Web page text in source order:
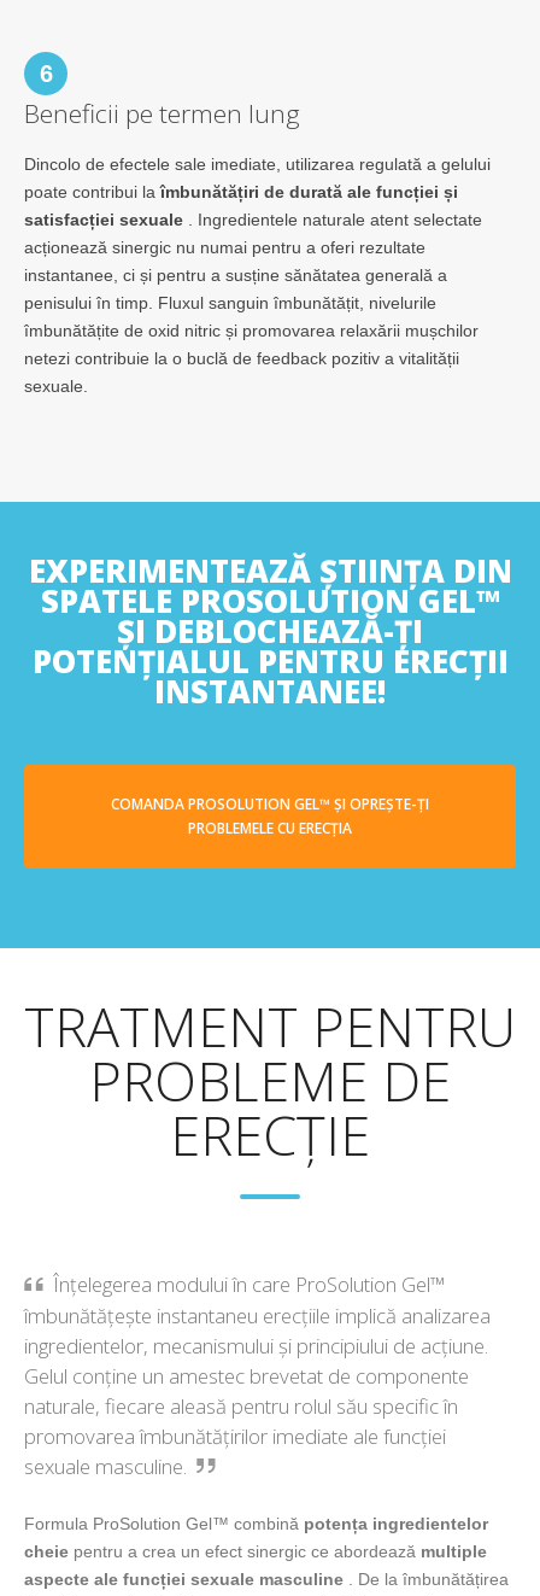
6
Beneficii pe termen lung
Dincolo de efectele sale imediate, utilizarea regulată a gelului
poate contribui laîmbunătățiri de durată ale funcției și
satisfacției sexuale . Ingredientele naturale atent selectate
acționează sinergic nu numai pentru a oferi rezultate
instantanee, ci și pentru a susține sănătatea generală a
penisului în timp. Fluxul sanguin îmbunătățit, nivelurile
îmbunătățite de oxid nitric și promovarea relaxării mușchilor
netezi contribuie la o buclă de feedback pozitiv a vitalității
sexuale.
EXPERIMENTEAZĂ ȘTIINȚA DIN
SPATELE PROSOLUTION GEL™
ȘI DEBLOCHEAZĂ-ȚI
POTENȚIALUL PENTRU ERECȚII
INSTANTANEE!
COMANDA PROSOLUTION GEL™ ŞI OPREŞTE-ŢI
PROBLEMELE CU ERECŢIA
TRATMENT PENTRU
PROBLEME DE
ERECŢIE
Înțelegerea modului în care ProSolution Gel™
îmbunătățește instantaneu erecțiile implică analizarea
ingredientelor, mecanismului și principiului de acțiune.
Gelul conține un amestec brevetat de componente
naturale, fiecare aleasă pentru rolul său specific în
promovarea îmbunătățirilor imediate ale funcției
sexuale masculine.
Formula ProSolution Gel™ combină potența ingredientelor
cheie pentru a crea un efect sinergic ce abordează multiple
aspecte ale funcției sexuale masculine . De la îmbunătățirea